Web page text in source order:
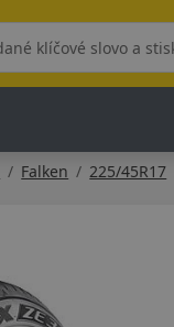
Falken 225/45R17